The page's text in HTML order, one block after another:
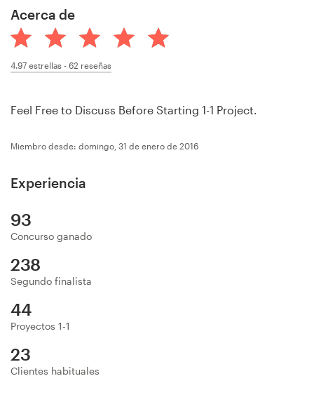
Acerca de
4.97 estrellas - 62 reseñas
Feel Free to Discuss Before Starting 1-1 Project.
Miembro desde: domingo, 31 de enero de 2016
Experiencia
93
Concurso ganado
238
Segundo finalista
44
Proyectos 1-1
23
Clientes habituales
diseño
Concursos de diseño
Encontrar un diseñador
Descubra la inspiración
99designs Studio
99designs Pro
Obtenga
un
diseño
Diseño de logotipo